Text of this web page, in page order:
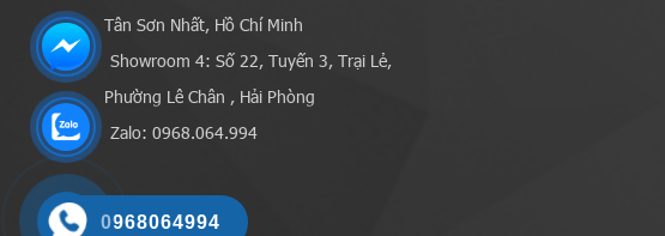
Tân Sơn Nhất, Hồ Chí Minh
Showroom 4: Số 22, Tuyến 3, Trại Lẻ,
Phường Lê Chân , Hải Phòng
Zalo: 0968.064.994
0968064994